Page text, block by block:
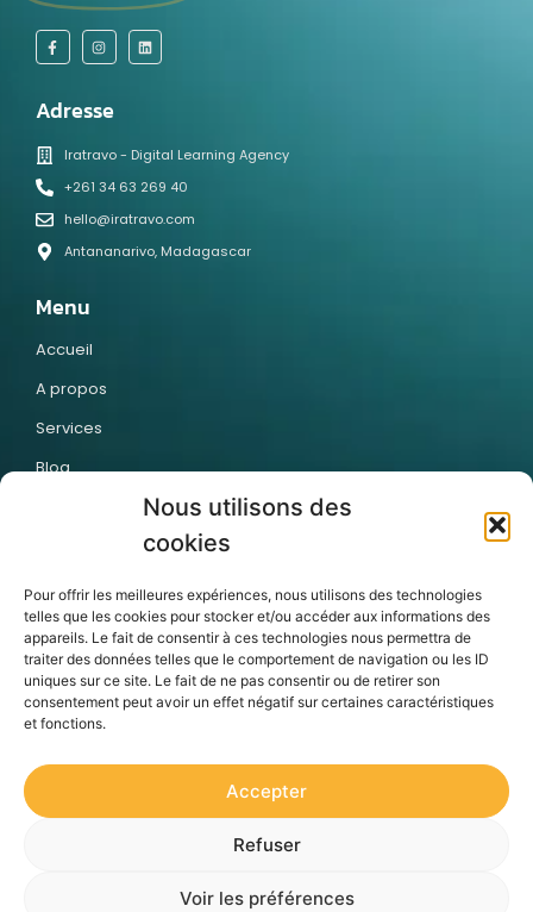
Nous utilisons des
cookies
Pour offrir les meilleures expériences, nous utilisons des technologies
telles que les cookies pour stocker et/ou accéder aux informations des
appareils. Le fait de consentir à ces technologies nous permettra de
traiter des données telles que le comportement de navigation ou les ID
uniques sur ce site. Le fait de ne pas consentir ou de retirer son
consentement peut avoir un effet négatif sur certaines caractéristiques
et fonctions.
Accepter
Refuser
Voir les préférences
Adresse
Iratravo - Digital Learning Agency
+261 34 63 269 40
hello@iratravo.com
Antananarivo, Madagascar
Menu
Accueil
A propos
Services
Blog
Articles récents
Pourquoi vos
collaborateurs
ligne — et Digital Learning
Externaliser la
choix stratégique
des leaders
francophones
Politique de Confidentialité CGUMentions Légales